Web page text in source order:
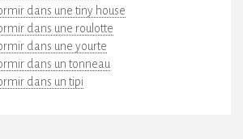
dans une tiny house
dans une roulotte
dans une yourte
dans un tonneau
dans un tipi